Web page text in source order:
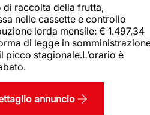
di raccolta della frutta,
nelle cassette e controllo
lorda mensile: € 1.497,34
di legge in
stagionale.L’orario è
annuncio